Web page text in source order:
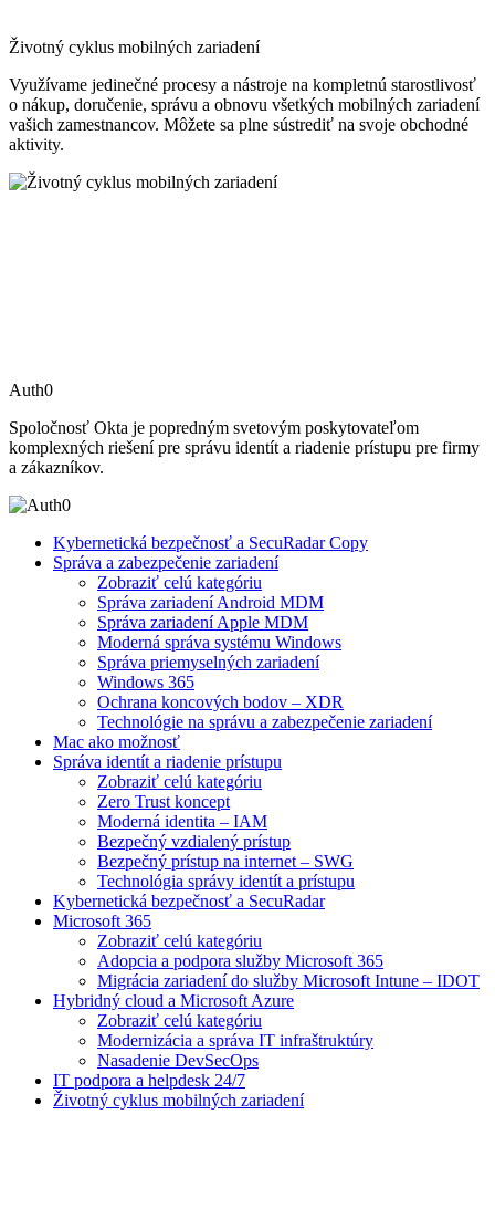
Životný cyklus mobilných zariadení
Využívame jedinečné procesy a nástroje na kompletnú starostlivosť
o nákup, doručenie, správu a obnovu všetkých mobilných zariadení
vašich zamestnancov. Môžete sa plne sústrediť na svoje obchodné
aktivity.
Auth0
Spoločnosť Okta je popredným svetovým poskytovateľom
komplexných riešení pre správu identít a riadenie prístupu pre firmy
a zákazníkov.
Kybernetická bezpečnosť a SecuRadar Copy
Správa a zabezpečenie zariadení
Zobraziť celú kategóriu
Správa zariadení Android MDM
Správa zariadení Apple MDM
Moderná správa systému Windows
Správa priemyselných zariadení
Windows 365
Ochrana koncových bodov – XDR
Technológie na správu a zabezpečenie zariadení
Mac ako možnosť
Správa identít a riadenie prístupu
Zobraziť celú kategóriu
Zero Trust koncept
Moderná identita – IAM
Bezpečný vzdialený prístup
Bezpečný prístup na internet – SWG
Technológia správy identít a prístupu
Kybernetická bezpečnosť a SecuRadar
Microsoft 365
Zobraziť celú kategóriu
Adopcia a podpora služby Microsoft 365
Migrácia zariadení do služby Microsoft Intune – IDOT
Hybridný cloud a Microsoft Azure
Zobraziť celú kategóriu
Modernizácia a správa IT infraštruktúry
Nasadenie DevSecOps
IT podpora a helpdesk 24/7
Životný cyklus mobilných zariadení